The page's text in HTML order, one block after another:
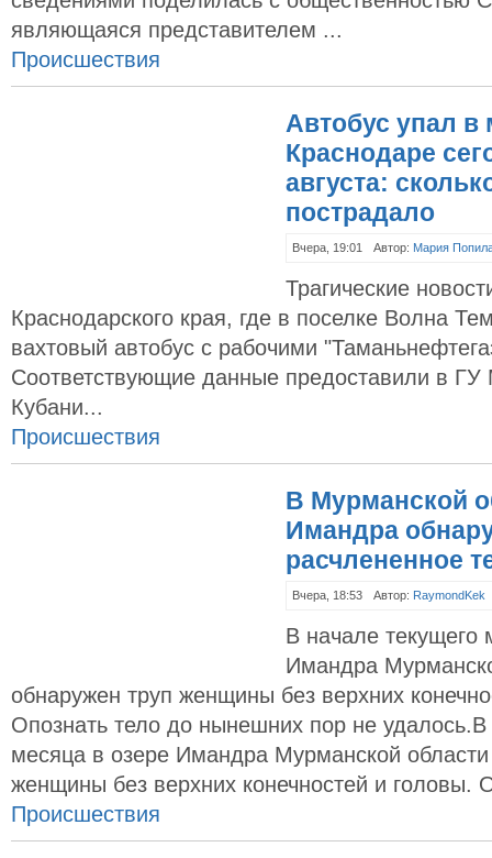
являющаяся представителем ...
Происшествия
Автобус упал в
Краснодаре
августа:
пострадало
Вчера, 19:01 Автор: Мария
Трагические
Краснодарского края, где в поселке Волна
вахтовый автобус с рабочими
Соответствующие данные предоставили в
Кубани...
Происшествия
В Мурманской
Имандра
расчлененное
Вчера, 18:53 Автор: RaymondKek
В начале текущего
Имандра
обнаружен труп женщины без верхних
Опознать тело до нынешних пор не удалось.В
месяца в озере Имандра Мурманской
женщины без верхних конечностей и головы.
Происшествия